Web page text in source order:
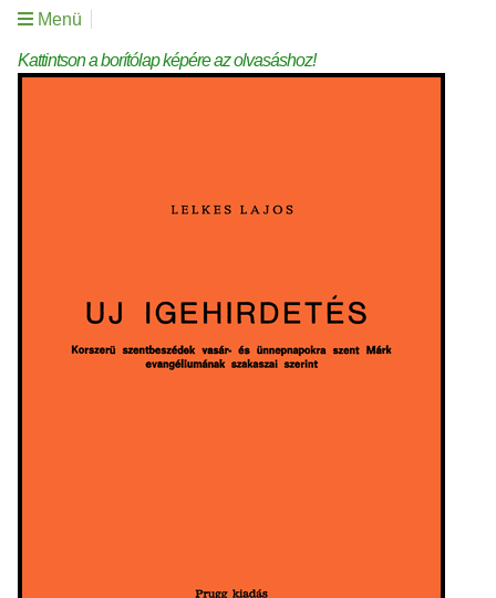
Menü
Kattintson a borítólap képére az olvasáshoz!